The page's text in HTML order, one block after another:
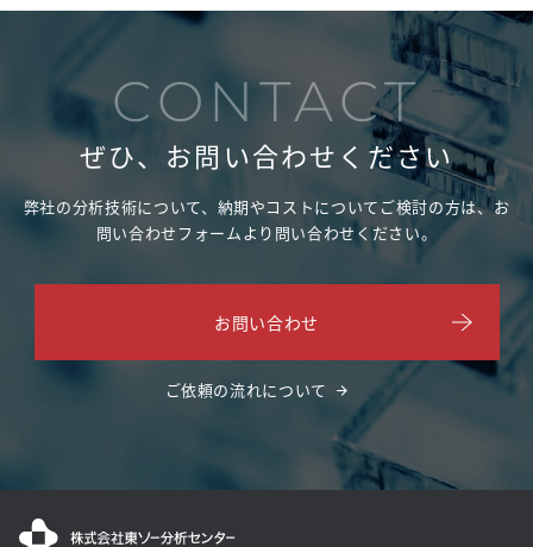
CONTACT
ぜひ、お問い合わせください
弊社の分析技術について、納期やコストについてご検討の方は、お
問い合わせフォームより問い合わせください。
お問い合わせ
ご依頼の流れについて